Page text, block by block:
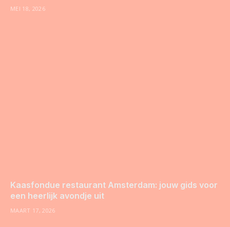
MEI 18, 2026
Kaasfondue restaurant Amsterdam: jouw gids voor
een heerlijk avondje uit
MAART 17, 2026